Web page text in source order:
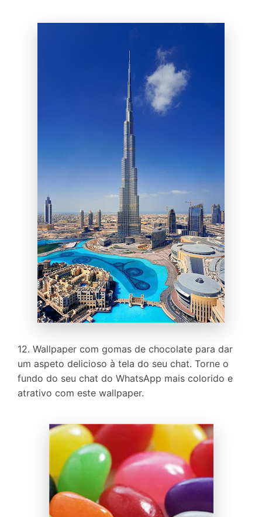
12. Wallpaper com gomas de chocolate para dar
um aspeto delicioso à tela do seu chat. Torne o
fundo do seu chat do WhatsApp mais colorido e
atrativo com este wallpaper.